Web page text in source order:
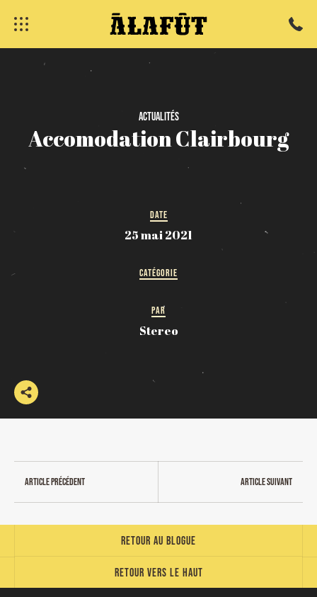
Actualités
AccomodationClairbourg
DATE
25 mai 2021
CATÉGORIE
PAR
Stereo
Article précédent Article suivant
Retour vers le haut
Retour au blogue